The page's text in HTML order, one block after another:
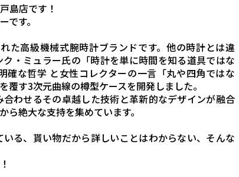
島店です！
す。
た高級機械式腕時計ブランドです。他の時計とは違
・ミュラー氏の「時計を単に時間を知る道具ではな
確な哲学 と女性コレクターの一言「丸や四角ではな
す3次元曲線の樽型ケースを開発しました。
わせるその卓越した技術と革新的なデザインが融合
ら絶大な支持を集めています。
る、貰い物だから詳しいことはわからない、そんな